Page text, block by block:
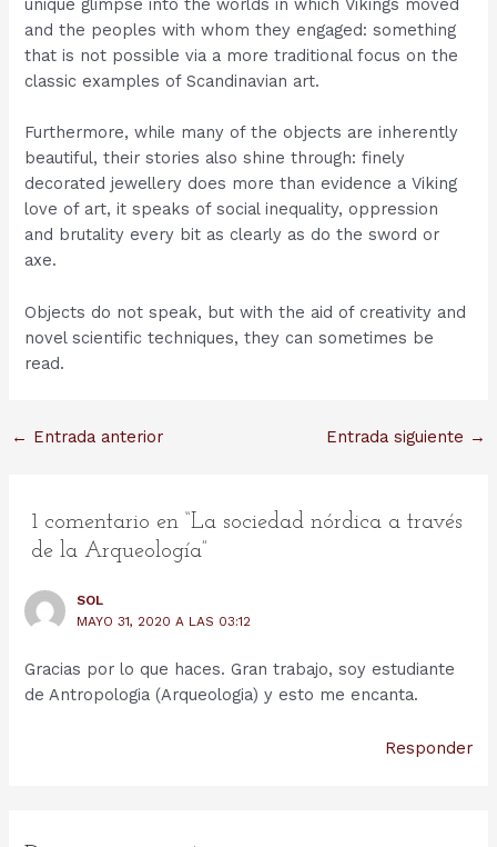
unique glimpse into the worlds in which Vikings moved
and the peoples with whom they engaged: something
that is not possible via a more traditional focus on the
classic examples of Scandinavian art.
Furthermore, while many of the objects are inherently
beautiful, their stories also shine through: finely
decorated jewellery does more than evidence a Viking
love of art, it speaks of social inequality, oppression
and brutality every bit as clearly as do the sword or
axe.
Objects do not speak, but with the aid of creativity and
novel scientific techniques, they can sometimes be
read.
Navegación
← Entrada anterior Entrada siguiente →
1 comentario en “La sociedad nórdica a través
de la Arqueología”
SOL
MAYO 31, 2020 A LAS 03:12
Gracias por lo que haces. Gran trabajo, soy estudiante
de Antropologia (Arqueologia) y esto me encanta.
Responder